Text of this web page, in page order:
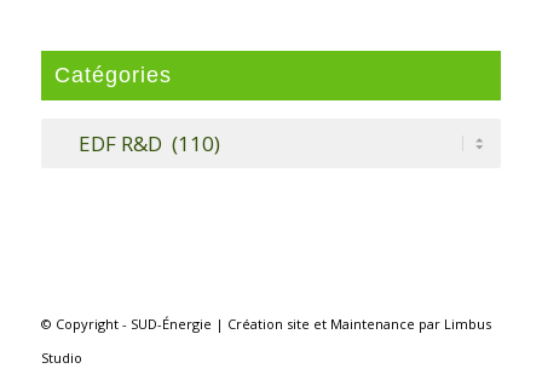
Catégories
Catégories
© Copyright - SUD-Énergie | Création site et Maintenance par Limbus
Studio